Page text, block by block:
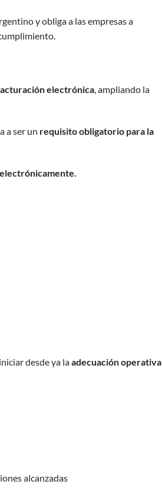
y obliga a las empresas a
electrónica, ampliando la
a ser un requisito obligatorio para la
desde ya laadecuación operativa
alcanzadas